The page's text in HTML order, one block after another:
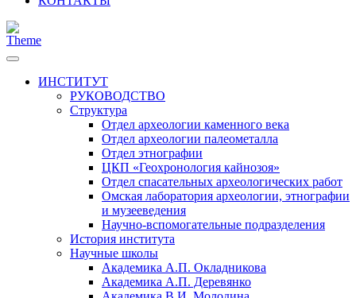
ИНСТИТУТ
РУКОВОДСТВО
Структура
Отдел археологии каменного века
Отдел археологии палеометалла
Отдел этнографии
ЦКП «Геохронология кайнозоя»
Отдел спасательных археологических работ
Омская лаборатория археологии, этнографии
и музееведения
Научно-вспомогательные подразделения
История института
Научные школы
Академика А.П. Окладникова
Академика А.П. Деревянко